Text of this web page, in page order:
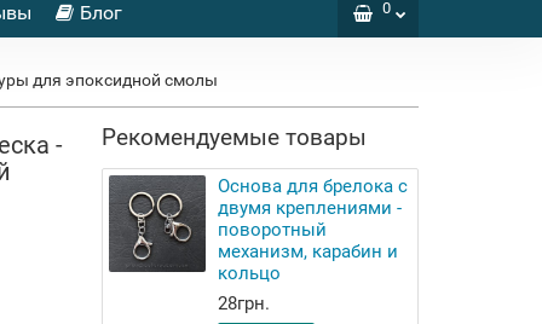
Блог 0
для эпоксидной смолы
-
Рекомендуемые товары
Основа для брелока с
двумя креплениями -
поворотный
механизм, карабин и
кольцо
28грн.